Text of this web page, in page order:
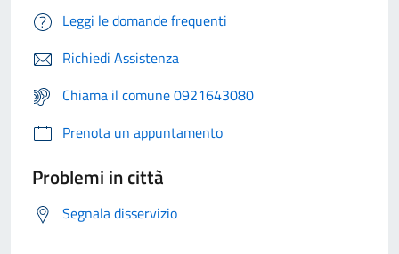
Leggi le domande frequenti
Richiedi Assistenza
Chiama il comune 0921643080
Prenota un appuntamento
Problemi in città
Segnala disservizio